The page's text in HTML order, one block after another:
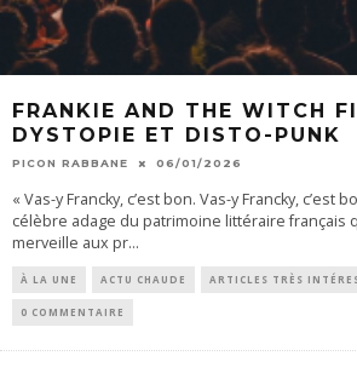
FRANKIE AND THE WITCH
DYSTOPIE ET DISTO-PUNK
PICON RABBANE 06/01/2026
« Vas-y Francky, c’est bon. Vas-y Francky, c’est
célèbre adage du patrimoine littéraire français
merveille aux pr...
À LA UNE ACTU CHAUDE ARTICLES TRÈS
0 COMMENTAIRE